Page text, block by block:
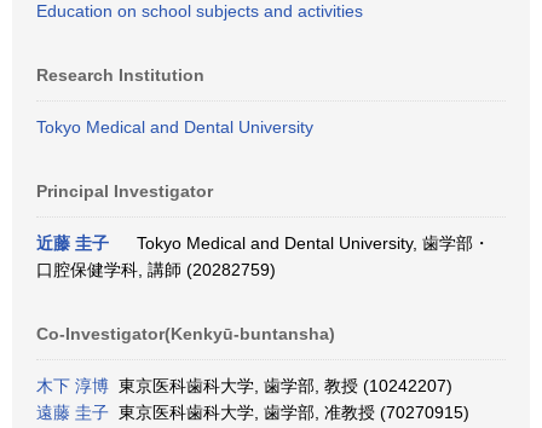
Education on school subjects and activities
Research Institution
Tokyo Medical and Dental University
Principal Investigator
近藤 圭子
Tokyo Medical and Dental University, 歯学部・
口腔保健学科, 講師 (20282759)
Co-Investigator(Kenkyū-buntansha)
木下 淳博 東京医科歯科大学, 歯学部, 教授 (10242207)
遠藤 圭子 東京医科歯科大学, 歯学部, 准教授 (70270915)